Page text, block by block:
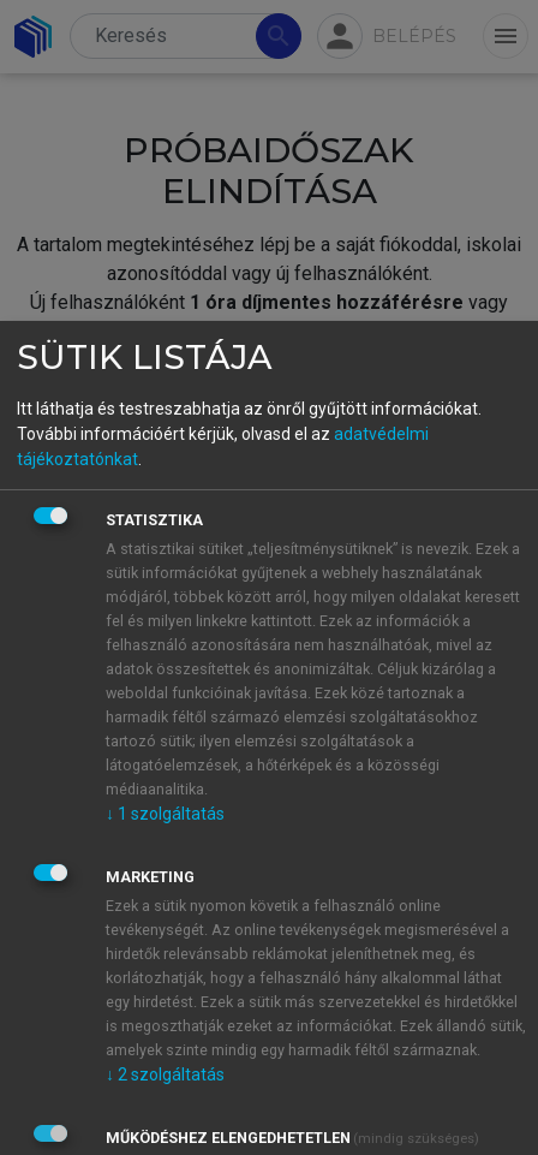
search person BELÉPÉS menu
PRÓBAIDŐSZAK
ELINDÍTÁSA
A tartalom megtekintéséhez lépj be a saját fiókoddal, iskolai
azonosítóddal vagy új felhasználóként.
Új felhasználóként 1 óra díjmentes hozzáférésre vagy
fiókoddal,vagy hozz létre új fiókot.
A regisztráció után apróbaidőszakautomatikusan
BELÉPÉS SAJÁT FIÓKKAL
ÚJ FIÓK LÉTREHOZÁSA
1 óra díjmentes hozzáférés
E-MAIL-CÍM
JELSZÓ
JELSZÓ ÚJRA
Kérek értesítést a MeRSZ újdonságairól, akcióiról.
Kérek értesítést az Akadémiai Kiadó Zrt. újdonságairól,
Adatkezelési tájékoztatóbanfoglaltakat tudomásul
SÜTIK LISTÁJA
Itt láthatja és testreszabhatja az önről gyűjtött információkat.
További információért kérjük, olvasd el az adatvédelmi
tájékoztatónkat
STATISZTIKA
A statisztikai sütiket „teljesítménysütiknek” is nevezik. Ezek a
sütik információkat gyűjtenek a webhely használatának
módjáról, többek között arról, hogy milyen oldalakat keresett
fel és milyen linkekre kattintott. Ezek az információk a
felhasználó azonosítására nem használhatóak, mivel az
adatok összesítettek és anonimizáltak. Céljuk kizárólag a
weboldal funkcióinak javítása. Ezek közé tartoznak a
harmadik féltől származó elemzési szolgáltatásokhoz
tartozó sütik; ilyen elemzési szolgáltatások a
látogatóelemzések, a hőtérképek és a közösségi
médiaanalitika.
↓ 1 szolgáltatás
MARKETING
Ezek a sütik nyomon követik a felhasználó online
tevékenységét. Az online tevékenységek megismerésével a
hirdetők relevánsabb reklámokat jeleníthetnek meg, és
korlátozhatják, hogy a felhasználó hány alkalommal láthat
egy hirdetést. Ezek a sütik más szervezetekkel és hirdetőkkel
is megoszthatják ezeket az információkat. Ezek állandó sütik,
amelyek szinte mindig egy harmadik féltől származnak.
↓ 2 szolgáltatás
MŰKÖDÉSHEZ ELENGEDHETETLEN (mindig szükséges)